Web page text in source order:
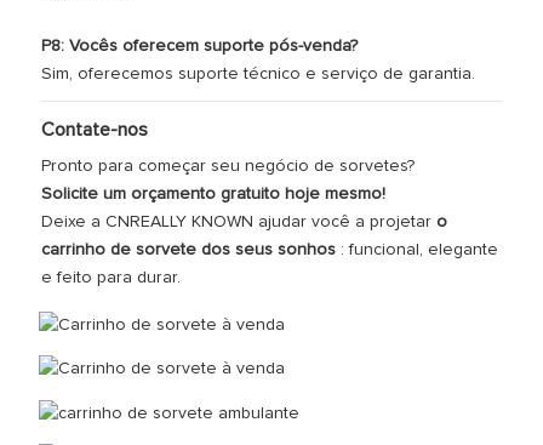
P8: Vocês oferecem suporte pós-venda?
Sim, oferecemos suporte técnico e serviço de garantia.
Contate-nos
Pronto para começar seu negócio de sorvetes?
Solicite um orçamento gratuito hoje mesmo!
Deixe a CNREALLY KNOWN ajudar você a projetar o
carrinho de sorvete dos seus sonhos: funcional, elegante
e feito para durar.